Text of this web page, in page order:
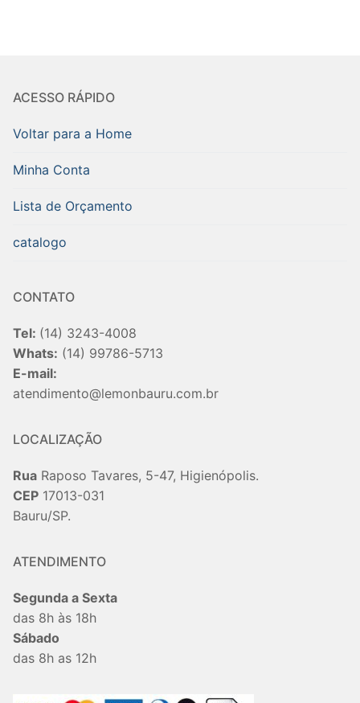
ACESSO RÁPIDO
Voltar para a Home
Minha Conta
Lista de Orçamento
catalogo
CONTATO
Tel: (14) 3243-4008
Whats: (14) 99786-5713
E-mail:
atendimento@lemonbauru.com.br
LOCALIZAÇÃO
Rua Raposo Tavares, 5-47, Higienópolis.
CEP 17013-031
Bauru/SP.
ATENDIMENTO
Segunda a Sexta
das 8h às 18h
Sábado
das 8h as 12h